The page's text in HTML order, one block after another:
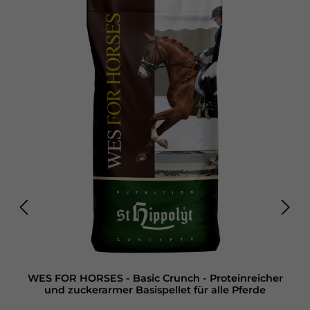
WES FOR HORSES - Basic Crunch - Proteinreicher
und zuckerarmer Basispellet für alle Pferde